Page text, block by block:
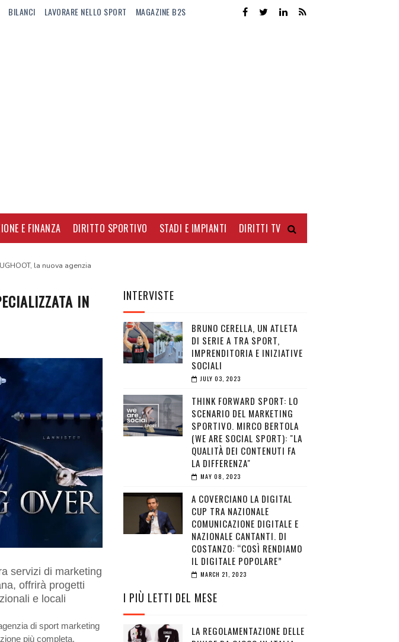
BILANCI LAVORARE NELLO SPORT MAGAZINE B2S
E FINANZA DIRITTO SPORTIVO STADI E IMPIANTI DIRITTI TV
la nuova agenzia
IN
servizi di marketing
offrirà progetti
e locali
di sport marketing
più completa.
INTERVISTE
BRUNO CERELLA, UN ATLETA
DI SERIE A TRA SPORT,
IMPRENDITORIA E INIZIATIVE
SOCIALI
JULY 03, 2023
THINK FORWARD SPORT: LO
SCENARIO DEL MARKETING
SPORTIVO. MIRCO BERTOLA
(WE ARE SOCIAL SPORT): "LA
QUALITÀ DEI CONTENUTI FA
LA DIFFERENZA"
MAY 08, 2023
A COVERCIANO LA DIGITAL
CUP TRA NAZIONALE
COMUNICAZIONE DIGITALE E
NAZIONALE CANTANTI. DI
COSTANZO: “COSÌ RENDIAMO
IL DIGITALE POPOLARE”
MARCH 21, 2023
I PIÙ LETTI DEL MESE
LA REGOLAMENTAZIONE DELLE